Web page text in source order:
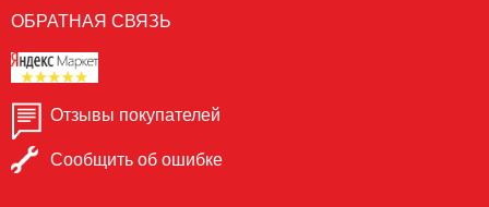
ОБРАТНАЯ СВЯЗЬ
Отзывы покупателей
Сообщить об ошибке